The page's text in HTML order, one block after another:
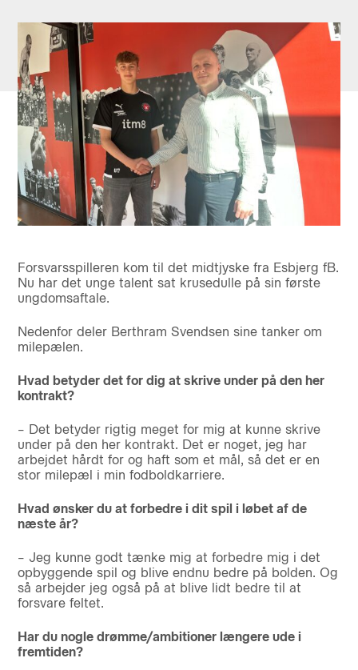
Forsvarsspilleren kom til det midtjyske fra Esbjerg fB.
Nu har det unge talent sat krusedulle på sin første
ungdomsaftale.
Nedenfor deler Berthram Svendsen sine tanker om
milepælen.
Hvad betyder det for dig at skrive under på den her
kontrakt?
– Det betyder rigtig meget for mig at kunne skrive
under på den her kontrakt. Det er noget, jeg har
arbejdet hårdt for og haft som et mål, så det er en
stor milepæl i min fodboldkarriere.
Hvad ønsker du at forbedre i dit spil i løbet af de
næste år?
– Jeg kunne godt tænke mig at forbedre mig i det
opbyggende spil og blive endnu bedre på bolden. Og
så arbejder jeg også på at blive lidt bedre til at
forsvare feltet.
Har du nogle drømme/ambitioner længere ude i
fremtiden?